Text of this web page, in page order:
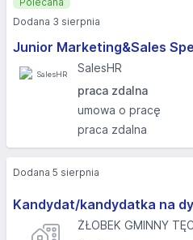
Junior Marketing&Sales
SalesHR
praca zdalna
umowa o pracę
praca zdalna
Dodana 3 sierpnia
Kandydat/kandydatka na
ŻŁOBEK GMINNY
Dodana 5 sierpnia